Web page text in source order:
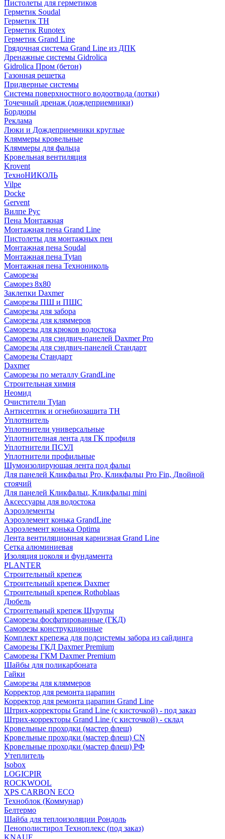
Пистолеты для герметиков
Герметик Soudal
Герметик ТН
Герметик Runotex
Герметик Grand Line
Грядочная система Grand Line из ДПК
Дренажные системы Gidrolica
Gidrolica Пром (бетон)
Газонная решетка
Придверные системы
Система поверхностного водоотвода (лотки)
Точечный дренаж (дождеприемники)
Бордюры
Рекламa
Люки и Дождеприемники круглые
Кляммеры кровельные
Кляммеры для фальца
Кровельная вентиляция
Krovent
ТехноНИКОЛЬ
Vilpe
Docke
Gervent
Вилпе Рус
Пена Монтажнaя
Монтажная пена Grand Linе
Пистолеты для монтажных пен
Монтажная пена Soudal
Монтажная пена Tytan
Монтажная пена Технониколь
Саморезы
Саморез 8х80
Заклепки Daxmer
Саморезы ПШ и ПШС
Саморезы для забора
Саморезы для кляммеров
Саморезы для крюков водостока
Саморезы для сэндвич-панелей Daxmer Pro
Саморезы для сэндвич-панелей Стандарт
Саморезы Стандарт
Daxmer
Саморезы по металлу GrandLine
Строительная химия
Неомид
Очистители Tytan
Антисептик и огнебиозащита ТН
Уплотнитель
Уплотнители универсальные
Уплотнителная лента для ГК профиля
Уплотнители ПСУЛ
Уплотнители профильные
Шумоизолирующая лента под фальц
Для панелей Кликфальц Pro, Кликфальц Pro Fin, Двойной
стоячий
Для панелей Кликфальц, Кликфальц mini
Аксессуары для водостока
Аэроэлементы
Аэроэлемент конька GrandLine
Аэроэлемент конька Optima
Лента вентиляционная карнизная Grand Line
Сетка алюминиевая
Изоляция цоколя и фундамента
PLANTER
Строительный крепеж
Строительный крепеж Daxmer
Строительный крепеж Rothoblaas
Дюбель
Строительный крепеж Шурупы
Саморeзы фосфатированные (ГКД)
Саморезы конструкционные
Комплект крепежа для подсистемы забора из сайдинга
Саморезы ГКД Daxmer Premium
Саморезы ГКМ Daxmer Premium
Шайбы для поликарбоната
Гайки
Саморезы для кляммеров
Корректор для ремонта царапин
Корректор для ремонта царапин Grand Line
Штрих-корректоры Grand Line (с кисточкой) - под заказ
Штрих-корректоры Grand Line (с кисточкой) - склад
Кровельные проходки (мастер флеш)
Кровельные проходки (мастер флеш) CN
Кровельные проходки (мастер флеш) РФ
Утеплитель
Isobox
LOGICPIR
ROCKWOOL
XPS CARBON ECO
Техноблок (Коммунар)
Белтермо
Шайба для теплоизоляции Рондоль
Пенополистирол Техноплекс (под заказ)
KNАUF